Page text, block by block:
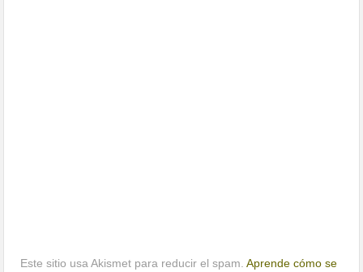
Este sitio usa Akismet para reducir el spam.Aprende cómo se